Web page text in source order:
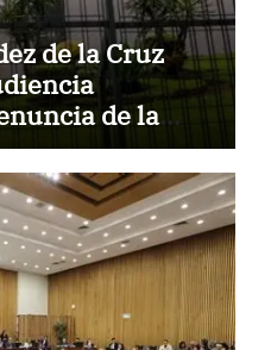
de la Cruz
de la